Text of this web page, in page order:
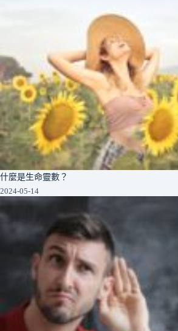
什麼是生命靈數？
2024-05-14